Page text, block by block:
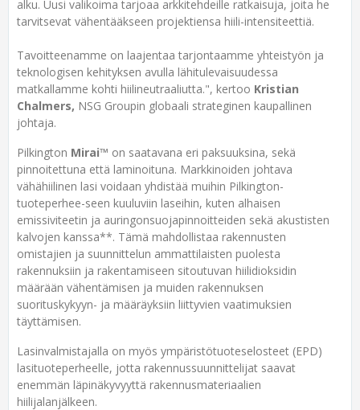
alku. Uusi valikoima tarjoaa arkkitehdeille ratkaisuja, joita he
tarvitsevat vähentääkseen projektiensa hiili-intensiteettiä.
Tavoitteenamme on laajentaa tarjontaamme yhteistyön ja
teknologisen kehityksen avulla lähitulevaisuudessa
matkallamme kohti hiilineutraaliutta.", kertoo Kristian
Chalmers, NSG Groupin globaali strateginen kaupallinen
johtaja.
Pilkington Mirai™ on saatavana eri paksuuksina, sekä
pinnoitettuna että laminoituna. Markkinoiden johtava
vähähiilinen lasi voidaan yhdistää muihin Pilkington-
tuoteperhee-seen kuuluviin laseihin, kuten alhaisen
emissiviteetin ja auringonsuojapinnoitteiden sekä akustisten
kalvojen kanssa**. Tämä mahdollistaa rakennusten
omistajien ja suunnittelun ammattilaisten puolesta
rakennuksiin ja rakentamiseen sitoutuvan hiilidioksidin
määrään vähentämisen ja muiden rakennuksen
suorituskykyyn- ja määräyksiin liittyvien vaatimuksien
täyttämisen.
Lasinvalmistajalla on myös ympäristötuoteselosteet (EPD)
lasituoteperheelle, jotta rakennussuunnittelijat saavat
enemmän läpinäkyvyyttä rakennusmateriaalien
hiilijalanjälkeen.